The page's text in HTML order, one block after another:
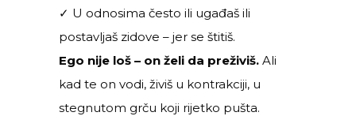
✓ U odnosima često ili ugađaš ili
postavljaš zidove – jer se štitiš.
Ego nije loš – on želi da preživiš. Ali
kad te on vodi, živiš u kontrakciji, u
stegnutom grču koji rijetko pušta.